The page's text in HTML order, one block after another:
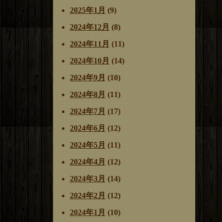
2025年1月 (9)
2024年12月 (8)
2024年11月 (11)
2024年10月 (14)
2024年9月 (10)
2024年8月 (11)
2024年7月 (17)
2024年6月 (12)
2024年5月 (11)
2024年4月 (12)
2024年3月 (14)
2024年2月 (12)
2024年1月 (10)